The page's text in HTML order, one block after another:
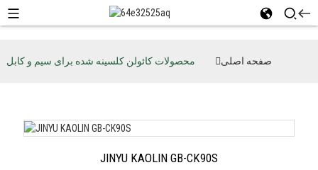
صفحه اصلی محصولات کائولن کلسینه شده برای سیم و کابل
JINYU KAOLIN GB-CK90S